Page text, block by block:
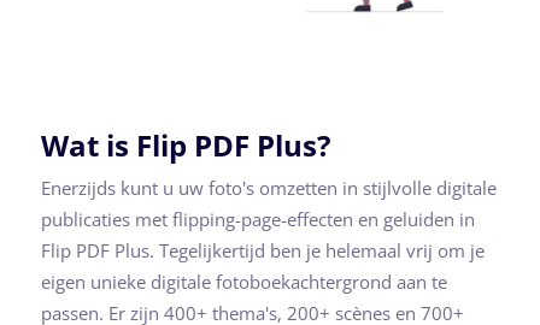
Wat is Flip PDF Plus?
Enerzijds kunt u uw foto's omzetten in stijlvolle digitale
publicaties met flipping-page-effecten en geluiden in
Flip PDF Plus. Tegelijkertijd ben je helemaal vrij om je
eigen unieke digitale fotoboekachtergrond aan te
passen. Er zijn 400+ thema's, 200+ scènes en 700+